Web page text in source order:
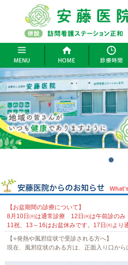
【お盆期間の診療について】
8月10日㈪は通常診療 12日㈬は午前診のみ
11祝、13～16はお盆休みです。17日㈪より
【⭐発熱や風邪症状で受診される方へ】
現在、風邪症状のある方は、正面入り口か